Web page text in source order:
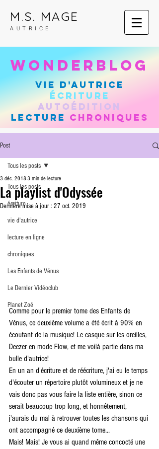
AUTRICE
M.S. MAGE
wonderblog
vie d'autrice
Écriture
autoÉdition
lecture chroniques
Post
Tous les posts
écriture
vie d'autrice
lecture en ligne
chroniques
Les Enfants de Vénus
Le Dernier Vidéoclub
Planet Zoé
Tous les posts
La playlist d'Odyssée
3 déc. 2018 3 min de lecture
Dernière mise à jour : 27 oct. 2019
Comme pour le premier tome des Enfants de
Vénus, ce deuxième volume a été écrit à 90% en
écoutant de la musique! Le casque sur les oreilles,
Deezer en mode Flow, et me voilà partie dans ma
bulle d'autrice!
En un an d'écriture et de réécriture, j'ai eu le temps
d'écouter un répertoire plutôt volumineux et je ne
vais donc pas vous faire la liste entière, sinon ce
serait beaucoup trop long, et honnêtement,
j'aurais du mal à retrouver toutes les chansons qui
ont accompagné ce deuxième tome...
Mais! Mais! Je vous ai quand même concocté une